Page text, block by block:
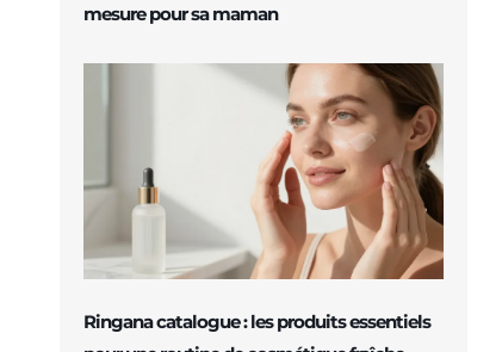
mesure pour sa maman
Ringana catalogue : les produits essentiels